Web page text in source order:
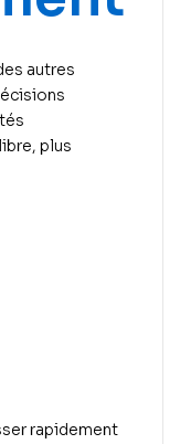
autres
plus
rapidement